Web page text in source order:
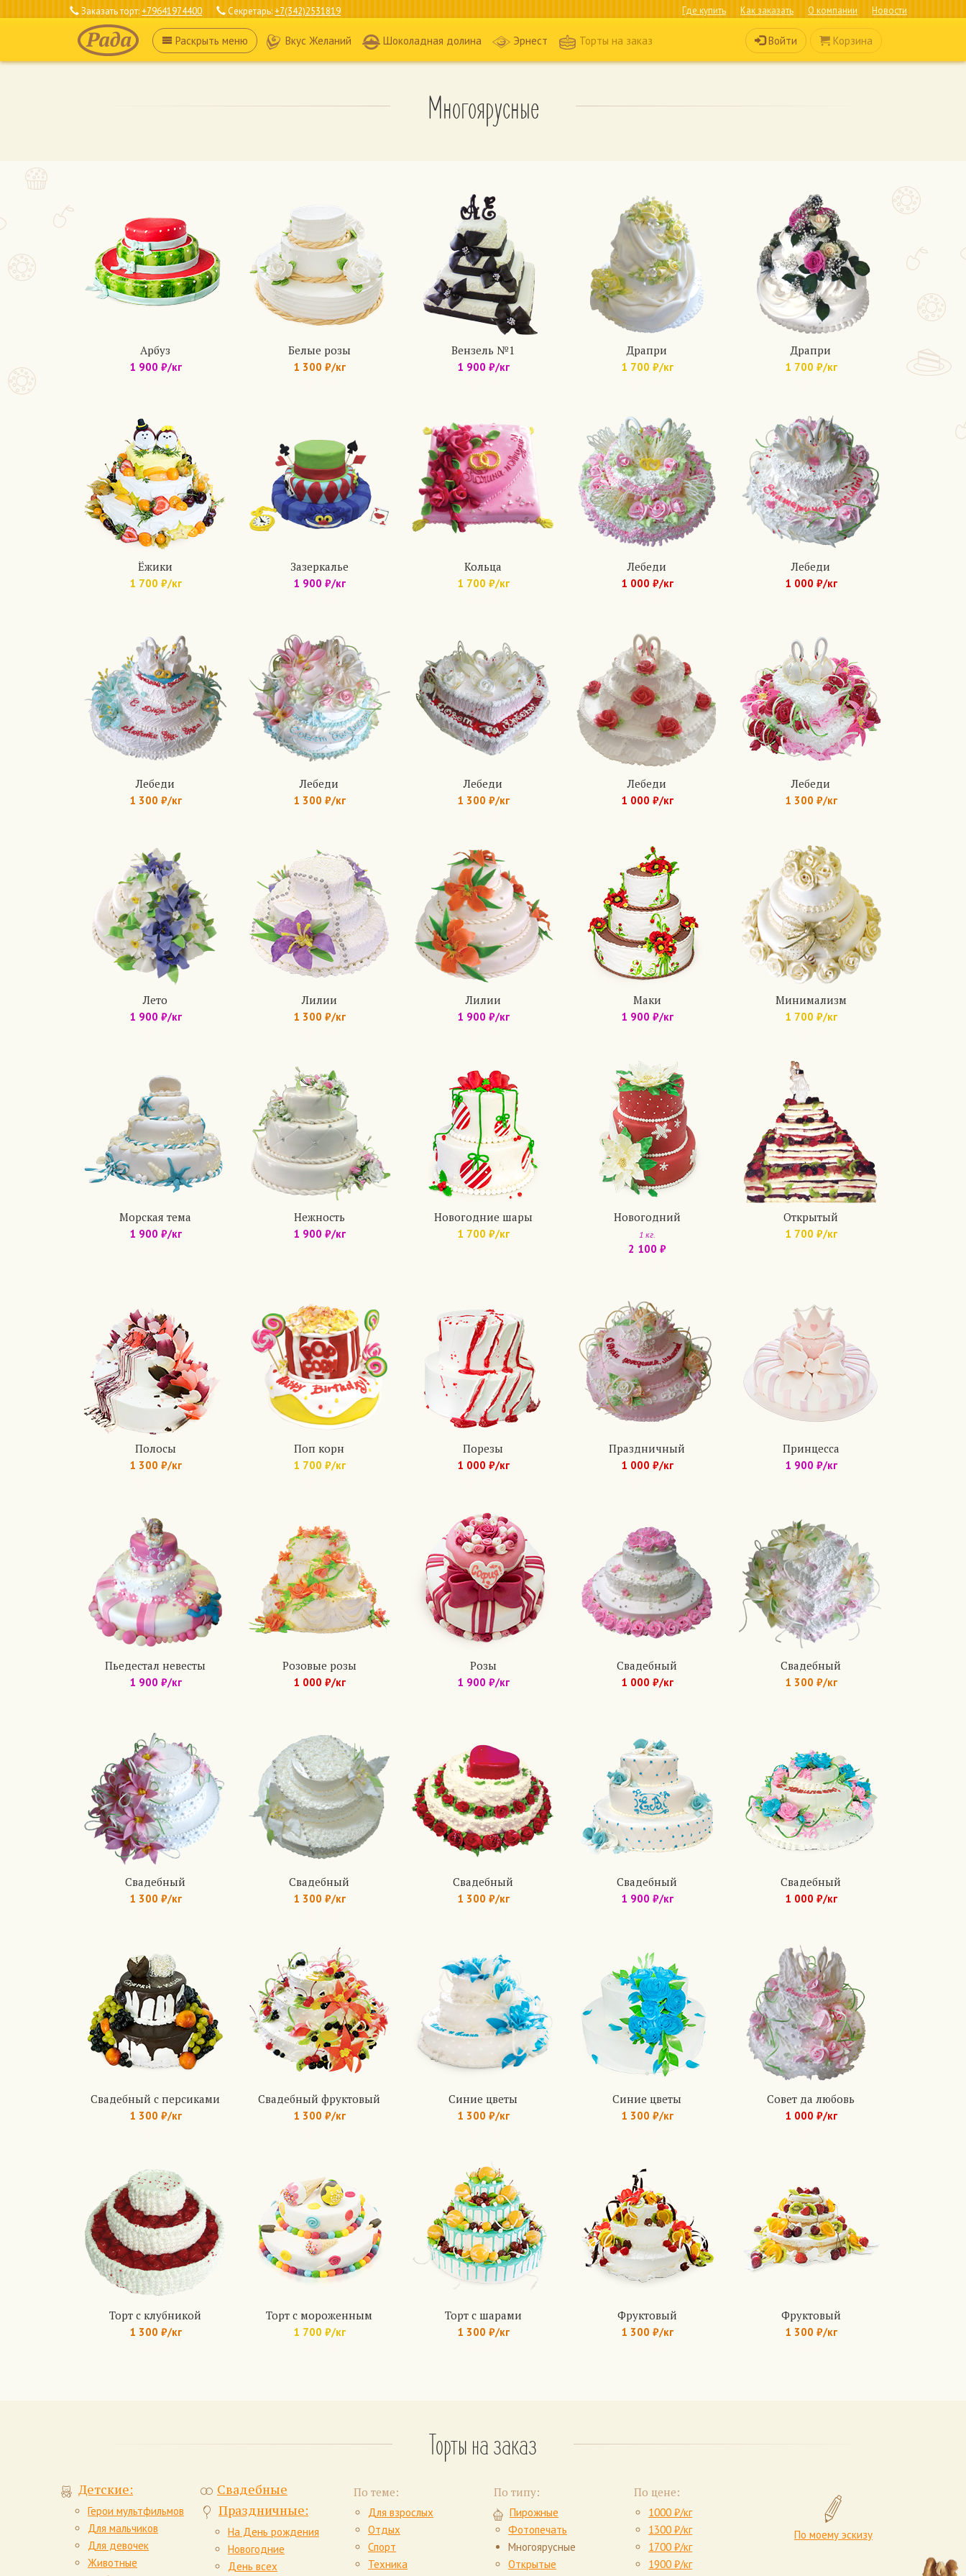
Заказать торт:+79641974400 Секретарь:+7(342)2531819 Где купить Как заказать О компании Новости
Раскрыть меню Вкус Желаний Шоколадная долина Эрнест Торты на заказ Войти Корзина
Многоярусные
Арбуз
1 900 ₽/кг
Белые розы
1 300 ₽/кг
Вензель №1
1 900 ₽/кг
Драпри
1 700 ₽/кг
Драпри
1 700 ₽/кг
Ёжики
1 700 ₽/кг
Зазеркалье
1 900 ₽/кг
Кольца
1 700 ₽/кг
Лебеди
1 000 ₽/кг
Лебеди
1 000 ₽/кг
Лебеди
1 300 ₽/кг
Лебеди
1 300 ₽/кг
Лебеди
1 300 ₽/кг
Лебеди
1 000 ₽/кг
Лебеди
1 300 ₽/кг
Лето
1 900 ₽/кг
Лилии
1 300 ₽/кг
Лилии
1 900 ₽/кг
Маки
1 900 ₽/кг
Минимализм
1 700 ₽/кг
Морская тема
1 900 ₽/кг
Нежность
1 900 ₽/кг
Новогодние шары
1 700 ₽/кг
Новогодний
1 кг.
2 100 ₽
Открытый
1 700 ₽/кг
Полосы
1 300 ₽/кг
Поп корн
1 700 ₽/кг
Порезы
1 000 ₽/кг
Праздничный
1 000 ₽/кг
Принцесса
1 900 ₽/кг
Пьедестал невесты
1 900 ₽/кг
Розовые розы
1 000 ₽/кг
Розы
1 900 ₽/кг
Свадебный
1 000 ₽/кг
Свадебный
1 300 ₽/кг
Свадебный
1 300 ₽/кг
Свадебный
1 300 ₽/кг
Свадебный
1 300 ₽/кг
Свадебный
1 900 ₽/кг
Свадебный
1 000 ₽/кг
Свадебный с персиками
1 300 ₽/кг
Свадебный фруктовый
1 300 ₽/кг
Синие цветы
1 300 ₽/кг
Синие цветы
1 300 ₽/кг
Совет да любовь
1 000 ₽/кг
Торт с клубникой
1 300 ₽/кг
Торт с мороженным
1 700 ₽/кг
Торт с шарами
1 300 ₽/кг
Фруктовый
1 300 ₽/кг
Фруктовый
1 300 ₽/кг
Торты на заказ
Детские:
Герои мультфильмов
Для мальчиков
Для девочек
Животные
Свадебные
Праздничные:
На День рождения
Новогодние
День всех
По теме:
Для взрослых
Отдых
Спорт
Техника
По типу:
Пирожные
Фотопечать
Многоярусные
Открытые
По цене:
1000 ₽/кг
1300 ₽/кг
1700 ₽/кг
1900 ₽/кг
По моему эскизу